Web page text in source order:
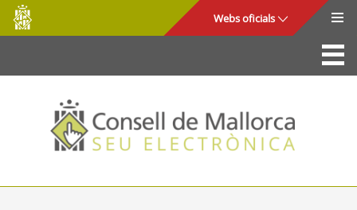
Salta al contingut principal
Consell
de
Mallorca
Webs oficials
La Seu
Consell de Mallorca
Accés i seguretat
Utilitats